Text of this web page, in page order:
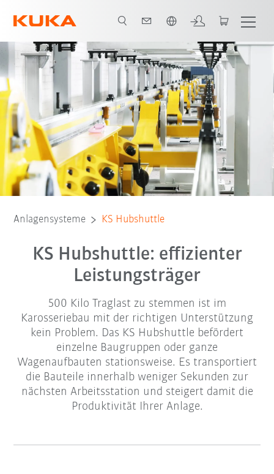
Video Vorteile
Anlagensysteme KS Hubshuttle
KS Hubshuttle: effizienter
Leistungsträger
500 Kilo Traglast zu stemmen ist im
Karosseriebau mit der richtigen Unterstützung
kein Problem. Das KS Hubshuttle befördert
einzelne Baugruppen oder ganze
Wagenaufbauten stationsweise. Es transportiert
die Bauteile innerhalb weniger Sekunden zur
nächsten Arbeitsstation und steigert damit die
Produktivität Ihrer Anlage.